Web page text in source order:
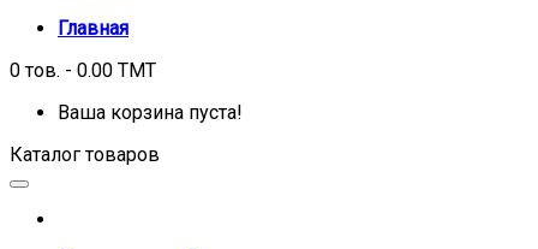
Главная
0 тов. - 0.00 TMT
Ваша корзина пуста!
Каталог товаров